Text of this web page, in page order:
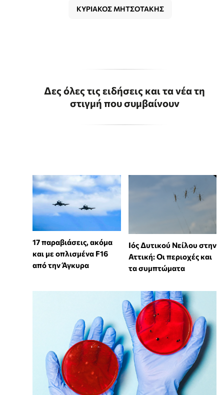
ΚΥΡΙΑΚΟΣ ΜΗΤΣΟΤΑΚΗΣ
Δες όλες τις ειδήσεις και τα νέα τη
στιγμή που συμβαίνουν
17 παραβιάσεις, ακόμα
και με οπλισμένα F16
από την Άγκυρα
Ιός Δυτικού Νείλου στην
Αττική: Οι περιοχές και
τα συμπτώματα